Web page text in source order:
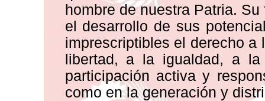
hombre de nuestra Patria.
el desarrollo de sus
imprescriptibles el derecho
libertad, a la igualdad, a
participación activa y
como en la generación y